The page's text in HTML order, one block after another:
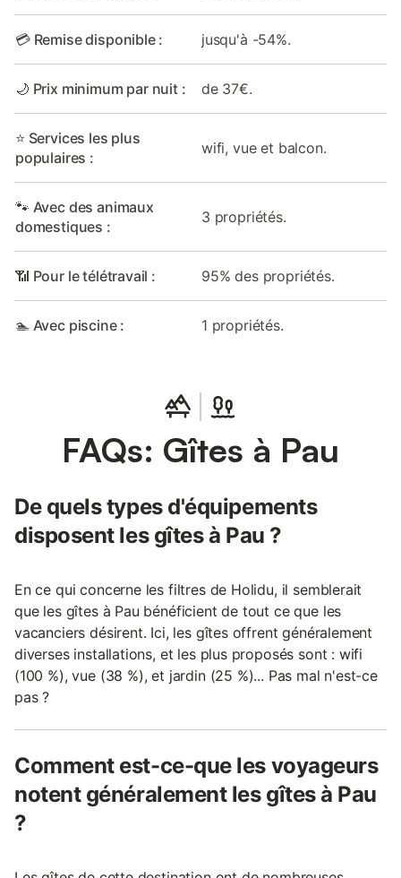
💳 Remise disponible : jusqu'à -54%.
🌙 Prix minimum par nuit : de 37€.
⭐ Services les plus
populaires :
wifi, vue et balcon.
🐾 Avec des animaux
domestiques :
3 propriétés.
📶 Pour le télétravail : 95% des propriétés.
🏊 Avec piscine : 1 propriétés.
FAQs: Gîtes à Pau
De quels types d'équipements
disposent les gîtes à Pau ?
En ce qui concerne les filtres de Holidu, il semblerait
que les gîtes à Pau bénéficient de tout ce que les
vacanciers désirent. Ici, les gîtes offrent généralement
diverses installations, et les plus proposés sont : wifi
(100 %), vue (38 %), et jardin (25 %)... Pas mal n'est-ce
pas ?
Comment est-ce-que les voyageurs
notent généralement les gîtes à Pau
?